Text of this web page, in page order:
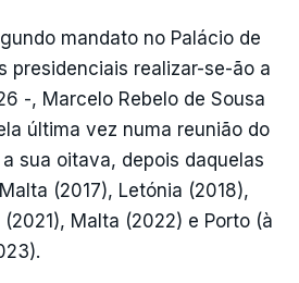
mandato no Palácio de
presidenciais realizar-se-ão a
-, Marcelo Rebelo de Sousa
última vez numa reunião do
sua oitava, depois daquelas
(2017), Letónia (2018),
Malta (2022) e Porto (à